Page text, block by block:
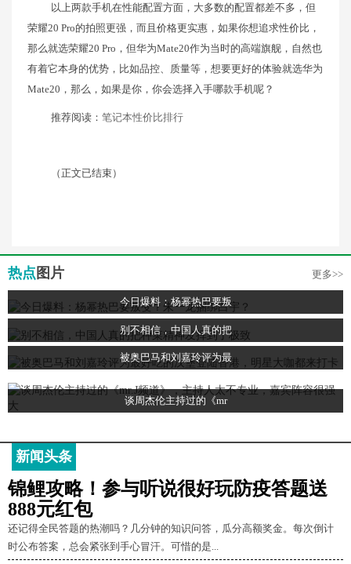
以上两款手机在性能配置方面，大多数的配置都差不多，但
荣耀20 Pro的拍照更强，而且价格更实惠，如果你想追求性价比，
那么就选荣耀20 Pro，但华为Mate20作为当时的高端旗舰，自然也
有着它本身的优势，比如品控、质量等，想要更好的体验就选华为
Mate20，那么，如果是你，你会选择入手哪款手机呢？
推荐阅读： 笔记本性价比排行
（正文已结束）
热点 图片 更多>>
今日爆料：杨幂热巴要叛
别不相信，中国人真的把
被奥巴马和刘嘉玲评为最
谈周杰伦主持过的《mr
新闻头条
锦鲤攻略！参与听说很好玩防疫答题送
888元红包
还记得全民答题的热潮吗？几分钟的知识问答，瓜分高额奖金。每次倒计
时公布答案，总会紧张到手心冒汗。可惜的是...